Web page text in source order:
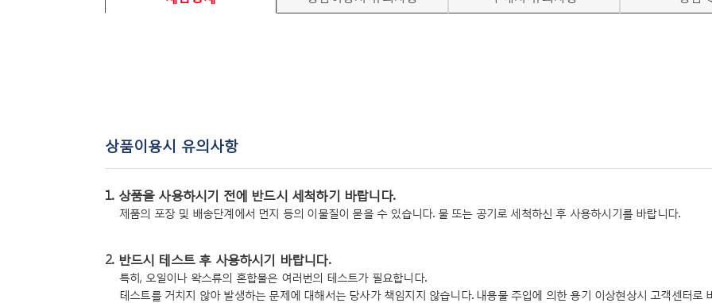
상품이용시 유의사항
1. 상품을 사용하시기 전에 반드시 세척하기 바랍니다.
제품의 포장 및 배송단계에서 먼지 등의 이물질이 묻을 수 있습니다. 물 또는 공기로 세척하신 후 사용하시기를 바랍니다.
2. 반드시 테스트 후 사용하시기 바랍니다.
특히, 오일이나 왁스류의 혼합물은 여러번의 테스트가 필요합니다.
테스트를 거치지 않아 발생하는 문제에 대해서는 당사가 책임지지 않습니다. 내용물 주입에 의한 용기 이상현상시 고객센터로